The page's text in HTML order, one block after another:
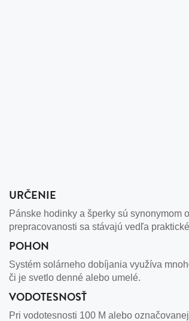
URČENIE
Pánske hodinky a šperky sú synonymom
prepracovanosti sa stávajú vedľa
POHON
Systém solárneho dobíjania využíva
či je svetlo denné alebo umelé.
VODOTESNOSŤ
Pri vodotesnosti 100 M alebo